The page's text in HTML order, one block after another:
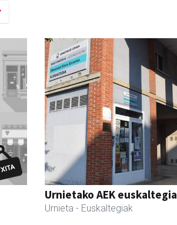
Urnietako AEK euskaltegia
Urnieta - Euskaltegiak